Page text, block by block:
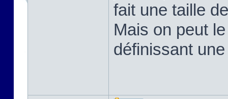
fait une taille
Mais on peut
définissant